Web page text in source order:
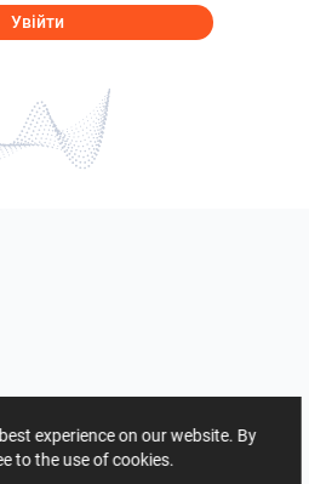
Увійти
experience on our website. By
to the use of cookies.